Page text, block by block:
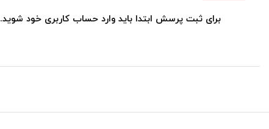
برای ثبت پرسش ابتدا باید وارد حساب کاربری خود شوید.